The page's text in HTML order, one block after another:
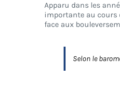
Apparu dans les
importante au cours
face aux
Selon le